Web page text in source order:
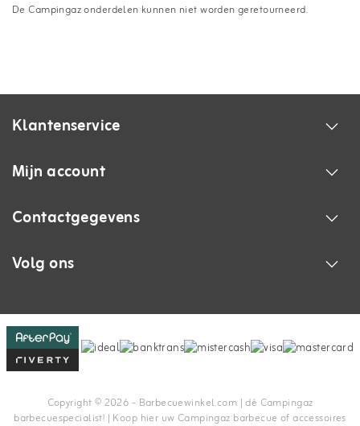
De Campingaz onderdelen kunnen niet worden geretourneerd.
Klantenservice
Mijn account
Contactgegevens
Volg ons
Copyright © 2026 - Barbecuewinkel.com | dé Campingaz
barbecuespecialist! | Koop hier uw Campingaz barbecue of accessoires